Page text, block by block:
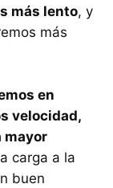
más lento, y
más
en
velocidad,
mayor
carga a la
buen